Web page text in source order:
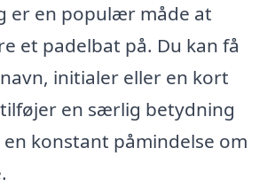
er en populær måde at
et padelbat på. Du kan få
initialer eller en kort
en særlig betydning
konstant påmindelse om